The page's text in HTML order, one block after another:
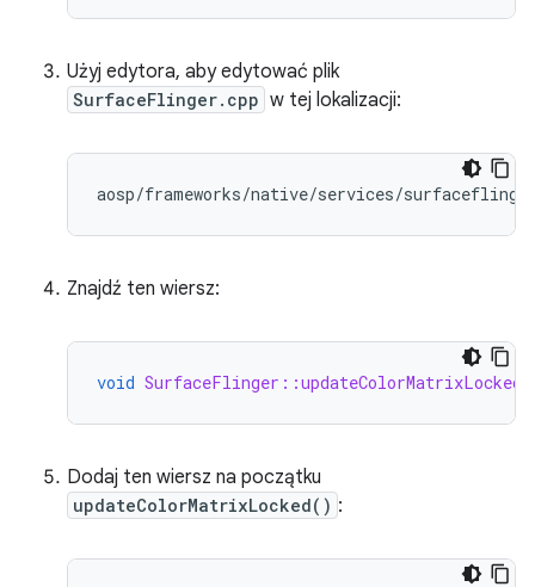
Użyj edytora, aby edytować plik
SurfaceFlinger.cpp w tej lokalizacji:
Znajdź ten wiersz:
void SurfaceFlinger::updateColorMatrixLocked
Dodaj ten wiersz na początku
updateColorMatrixLocked() :